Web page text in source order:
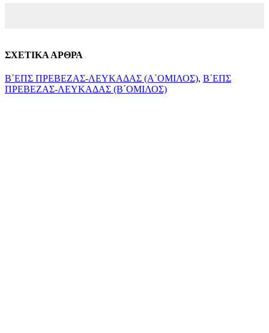
ΣΧΕΤΙΚΑ ΑΡΘΡΑ
Β΄ΕΠΣ ΠΡΕΒΕΖΑΣ-ΛΕΥΚΑΔΑΣ (Α΄ΟΜΙΛΟΣ), Β΄ΕΠΣ
ΠΡΕΒΕΖΑΣ-ΛΕΥΚΑΔΑΣ (Β΄ΟΜΙΛΟΣ)